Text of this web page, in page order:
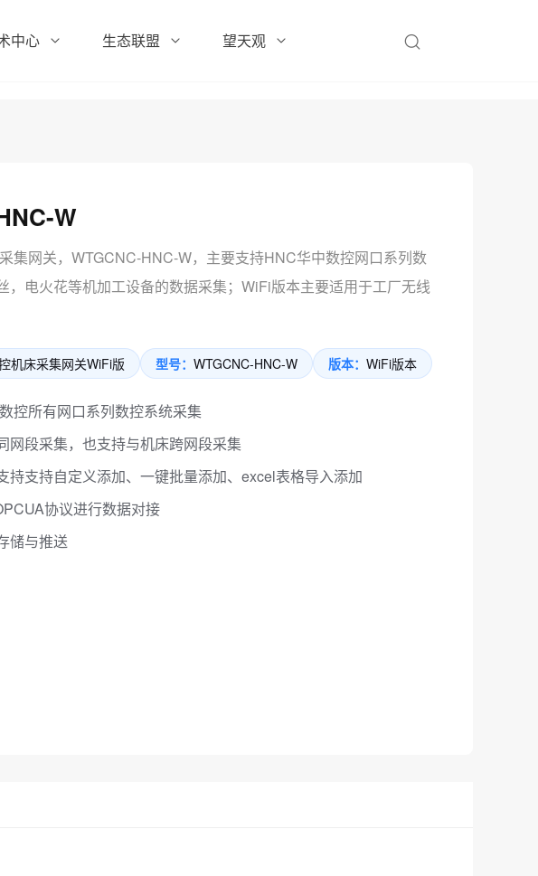
中心 生态联盟 望天观
W
集网关，WTGCNC-HNC-W，主要支持HNC华中数控网口系列数
，电火花等机加工设备的数据采集；WiFi版本主要适用于工厂无线
机床采集网关WiFi版 型号：WTGCNC-HNC-W 版本：WiFi版本
控所有网口系列数控系统采集
网段采集，也支持与机床跨网段采集
持支持自定义添加、一键批量添加、excel表格导入添加
协议进行数据对接
储与推送